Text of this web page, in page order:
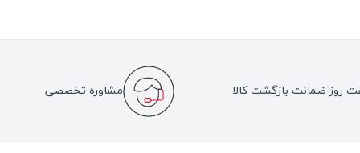
روز ضمانت بازگشت کالا مشاوره تخصصی